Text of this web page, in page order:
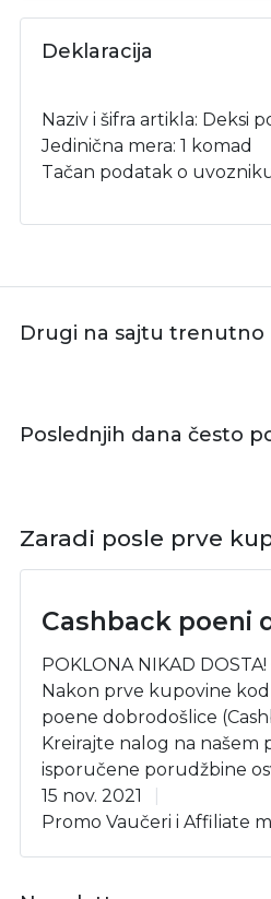
Deklaracija
Naziv i šifra artikla: Deksi
Jedinična mera: 1 komad
Tačan podatak o
Drugi na sajtu trenutno
Poslednjih dana često
Zaradi posle prve
Cashback poeni
POKLONA NIKAD
Nakon prve kupovine
poene dobrodošlice
Kreirajte nalog na našem
isporučene porudžbine
15 nov. 2021
Promo Vaučeri i Affiliate